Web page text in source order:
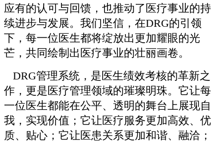
应有的认可与回馈，也推动了医疗事业的持
续进步与发展。我们坚信，在DRG的引领
下，每一位医生都将绽放出更加耀眼的光
芒，共同绘制出医疗事业的壮丽画卷。
DRG管理系统，是医生绩效考核的革新之
作，更是医疗管理领域的璀璨明珠。它让每
一位医生都能在公平、透明的舞台上展现自
我，实现价值；它让医疗服务更加高效、优
质、贴心；它让医患关系更加和谐、融洽；